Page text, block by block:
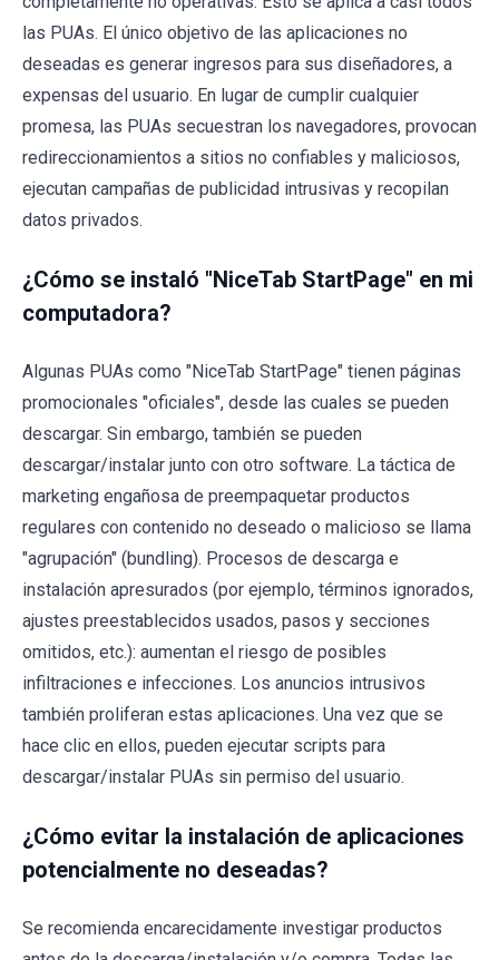
las PUAs. El único objetivo de las aplicaciones no
deseadas es generar ingresos para sus diseñadores, a
expensas del usuario. En lugar de cumplir cualquier
promesa, las PUAs secuestran los navegadores, provocan
redireccionamientos a sitios no confiables y maliciosos,
ejecutan campañas de publicidad intrusivas y recopilan
datos privados.
¿Cómo se instaló "NiceTab StartPage" en mi
computadora?
Algunas PUAs como "NiceTab StartPage" tienen páginas
promocionales "oficiales", desde las cuales se pueden
descargar. Sin embargo, también se pueden
descargar/instalar junto con otro software. La táctica de
marketing engañosa de preempaquetar productos
regulares con contenido no deseado o malicioso se llama
"agrupación" (bundling). Procesos de descarga e
instalación apresurados (por ejemplo, términos ignorados,
ajustes preestablecidos usados, pasos y secciones
omitidos, etc.): aumentan el riesgo de posibles
infiltraciones e infecciones. Los anuncios intrusivos
también proliferan estas aplicaciones. Una vez que se
hace clic en ellos, pueden ejecutar scripts para
descargar/instalar PUAs sin permiso del usuario.
¿Cómo evitar la instalación de aplicaciones
potencialmente no deseadas?
Se recomienda encarecidamente investigar productos